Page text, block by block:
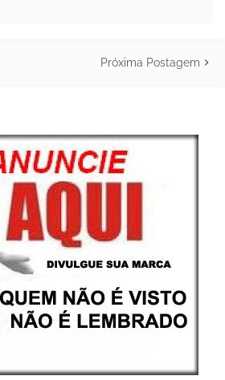
Próxima Postagem